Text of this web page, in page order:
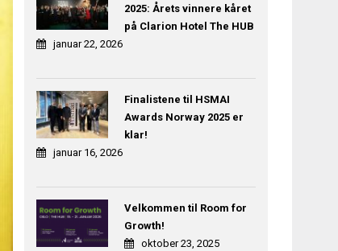
2025: Årets vinnere kåret
på Clarion Hotel The HUB
januar 22, 2026
Finalistene til HSMAI
Awards Norway 2025 er
klar!
januar 16, 2026
Velkommen til Room for
Growth!
oktober 23, 2025